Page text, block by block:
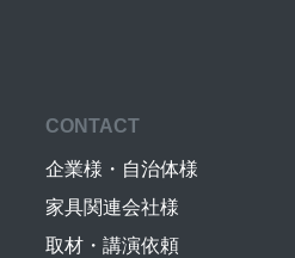
CONTACT
企業様・自治体様
家具関連会社様
取材・講演依頼